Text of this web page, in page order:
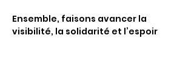
Ensemble, faisons avancer la
visibilité, la solidarité et l’espoir